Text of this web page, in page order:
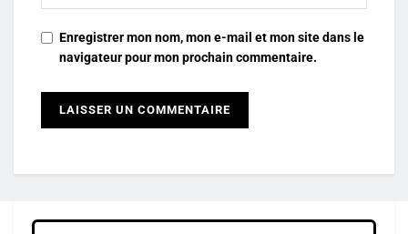
Enregistrer mon nom, mon e-mail et mon site dans le
navigateur pour mon prochain commentaire.